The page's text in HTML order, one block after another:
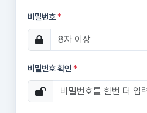
비밀번호*
비밀번호 확인*